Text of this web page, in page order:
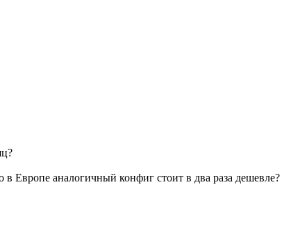
в Европе аналогичный конфиг стоит в два раза дешевле?